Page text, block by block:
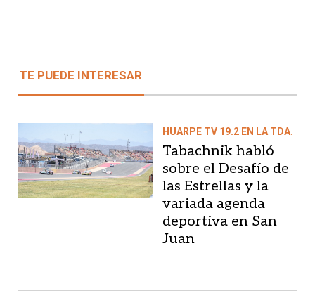
TE PUEDE INTERESAR
HUARPE TV 19.2 EN LA TDA.
Tabachnik habló
sobre el Desafío de
las Estrellas y la
variada agenda
deportiva en San
Juan